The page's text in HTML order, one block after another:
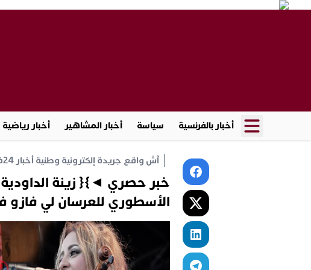
أخبار بالفرنسية سياسة أخبار المشاهير أخبار رياضية
آش واقع جريدة إلكترونية وطنية أخبار 24
خبر حصري ◄}{ زينة
الأسطوري للعرسان لي فازو في